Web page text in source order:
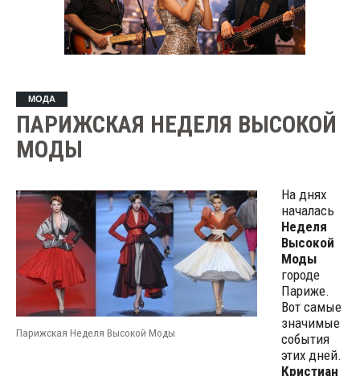
МОДА
ПАРИЖСКАЯ НЕДЕЛЯ ВЫСОКОЙ
МОДЫ
Парижская Неделя Высокой Моды
На днях
началась
Неделя
Высокой
Моды
городе
Париже.
Вот самые
значимые
события
этих дней.
Кристиан